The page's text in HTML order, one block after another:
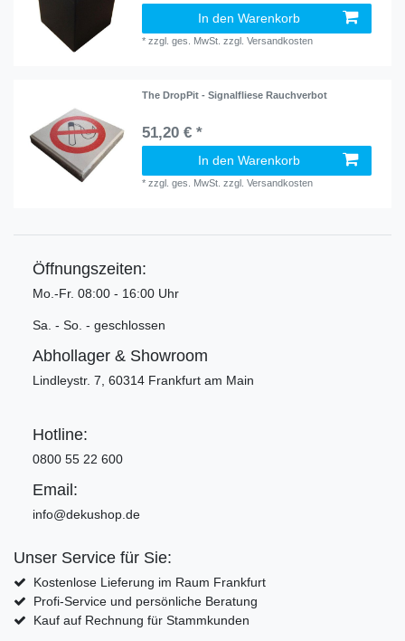
In den Warenkorb
*zzgl. ges. MwSt. zzgl.Versandkosten
The DropPit - Signalfliese Rauchverbot
51,20 € *
In den Warenkorb
*zzgl. ges. MwSt. zzgl.Versandkosten
Öffnungszeiten:
Mo.-Fr. 08:00 - 16:00 Uhr
Sa. - So. - geschlossen
Abhollager & Showroom
Lindleystr. 7, 60314 Frankfurt am Main
Hotline:
0800 55 22 600
Email:
info@dekushop.de
Unser Service für Sie:
Kostenlose Lieferung im Raum Frankfurt
Profi-Service und persönliche Beratung
Kauf auf Rechnung für Stammkunden